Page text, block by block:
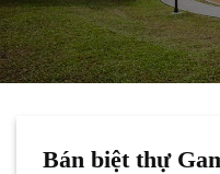
Bán biệt thự